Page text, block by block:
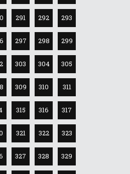
291 292 293
297 298 299
303 304 305
309 310 311
315 316 317
321 322 323
327 328 329